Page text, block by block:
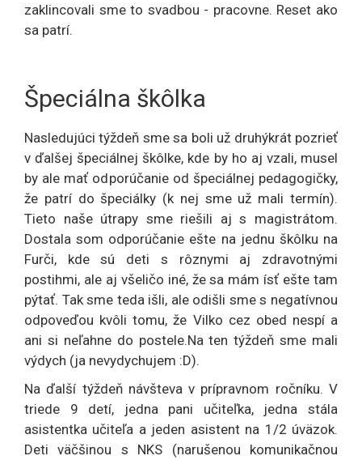
zaklincovali sme to svadbou - pracovne. Reset ako
sa patrí.
Špeciálna škôlka
Nasledujúci týždeň sme sa boli už druhýkrát pozrieť
v ďalšej špeciálnej škôlke, kde by ho aj vzali, musel
by ale mať odporúčanie od špeciálnej pedagogičky,
že patrí do špeciálky (k nej sme už mali termín).
Tieto naše útrapy sme riešili aj s magistrátom.
Dostala som odporúčanie ešte na jednu škôlku na
Furči, kde sú deti s rôznymi aj zdravotnými
postihmi, ale aj všeličo iné, že sa mám ísť ešte tam
pýtať. Tak sme teda išli, ale odišli sme s negatívnou
odpoveďou kvôli tomu, že Vilko cez obed nespí a
ani si neľahne do postele.Na ten týždeň sme mali
výdych (ja nevydychujem :D).
Na ďalší týždeň návšteva v prípravnom ročníku. V
triede 9 detí, jedna pani učiteľka, jedna stála
asistentka učiteľa a jeden asistent na 1/2 úväzok.
Deti väčšinou s NKS (narušenou komunikačnou